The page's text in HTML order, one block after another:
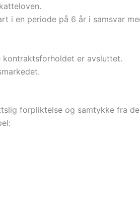
i en periode på 6 år i samsvar
kontraktsforholdet er avsluttet.
forpliktelse og samtykke fra